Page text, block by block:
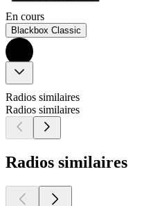
En cours
Blackbox Classic
Radios similaires
Radios similaires
Radios similaires